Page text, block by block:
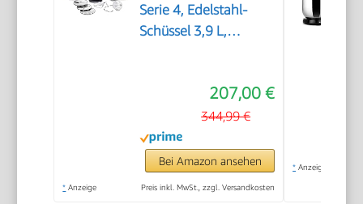
Serie 4, Edelstahl-
Schüssel 3,9 L,
spülmaschinenfest,
Mixer 1,25 L,
Durchlaufschnitzler, 3
Scheiben, 1000 W,
207,00 €
344,99 €
Bei Amazon ansehen
* Anzeige Preis inkl. MwSt., zzgl. Versandkosten
* Anzeige